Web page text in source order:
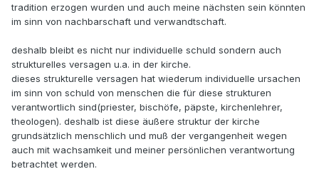
tradition erzogen wurden und auch meine nächsten sein könnten
im sinn von nachbarschaft und verwandtschaft.
deshalb bleibt es nicht nur individuelle schuld sondern auch
strukturelles versagen u.a. in der kirche.
dieses strukturelle versagen hat wiederum individuelle ursachen
im sinn von schuld von menschen die für diese strukturen
verantwortlich sind(priester, bischöfe, päpste, kirchenlehrer,
theologen). deshalb ist diese äußere struktur der kirche
grundsätzlich menschlich und muß der vergangenheit wegen
auch mit wachsamkeit und meiner persönlichen verantwortung
betrachtet werden.